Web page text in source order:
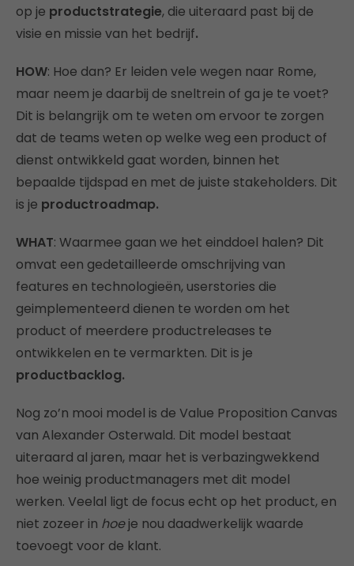
op je productstrategie, die uiteraard past bij de
visie en missie van het bedrijf.
HOW: Hoe dan? Er leiden vele wegen naar Rome,
maar neem je daarbij de sneltrein of ga je te voet?
Dit is belangrijk om te weten om ervoor te zorgen
dat de teams weten op welke weg een product of
dienst ontwikkeld gaat worden, binnen het
bepaalde tijdspad en met de juiste stakeholders. Dit
is je productroadmap.
WHAT: Waarmee gaan we het einddoel halen? Dit
omvat een gedetailleerde omschrijving van
features en technologieën, userstories die
geimplementeerd dienen te worden om het
product of meerdere productreleases te
ontwikkelen en te vermarkten. Dit is je
productbacklog.
Nog zo’n mooi model is de Value Proposition Canvas
van Alexander Osterwald. Dit model bestaat
uiteraard al jaren, maar het is verbazingwekkend
hoe weinig productmanagers met dit model
werken. Veelal ligt de focus echt op het product, en
niet zozeer in hoeje nou daadwerkelijk waarde
toevoegt voor de klant.